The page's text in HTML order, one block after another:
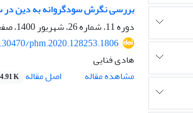
بررسی نگرش سودگروانه به دین در
دوره 11، شماره 26، شهریور 1400، صفحه
phm.2020.128253.1806
هادی فنایی
مشاهده مقاله
اصل مقاله K